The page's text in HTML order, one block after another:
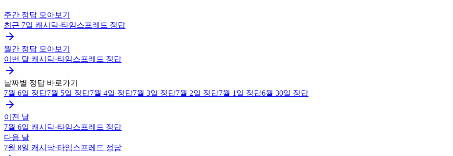
주간 정답 모아보기
최근 7일 캐시닥·타임스프레드 정답
월간 정답 모아보기
이번 달 캐시닥·타임스프레드 정답
날짜별 정답 바로가기
7월 6일 정답7월 5일 정답7월 4일 정답7월 3일 정답7월 2일 정답7월 1일 정답6월 30일 정답
이전 날
7월 6일 캐시닥·타임스프레드 정답
다음 날
7월 8일 캐시닥·타임스프레드 정답